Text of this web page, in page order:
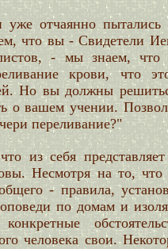
отчаянно пытались
что вы - Свидетели
- мы знаем,
крови, что
Но вы должны
о вашем учении.
переливание?"
из себя
Несмотря на то, что
- правила,
по домам и
человека свои.